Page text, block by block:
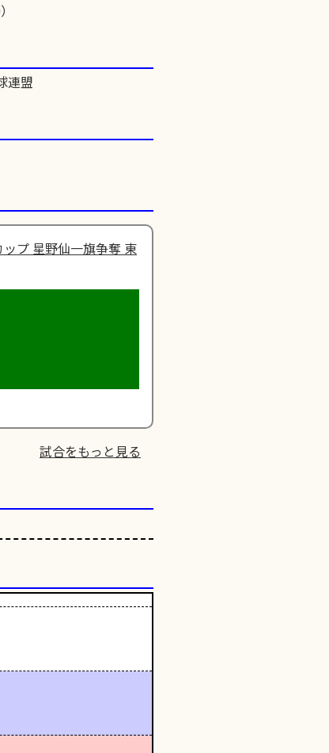
連盟
プ 星野仙一旗争奪 東
試合をもっと見る